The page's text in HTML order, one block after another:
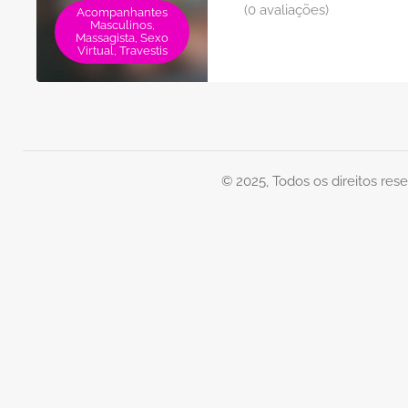
Acompanhantes
Masculinos,
Massagista, Sexo
Virtual, Travestis
(0 avaliações)
© 2025, Todos os direitos